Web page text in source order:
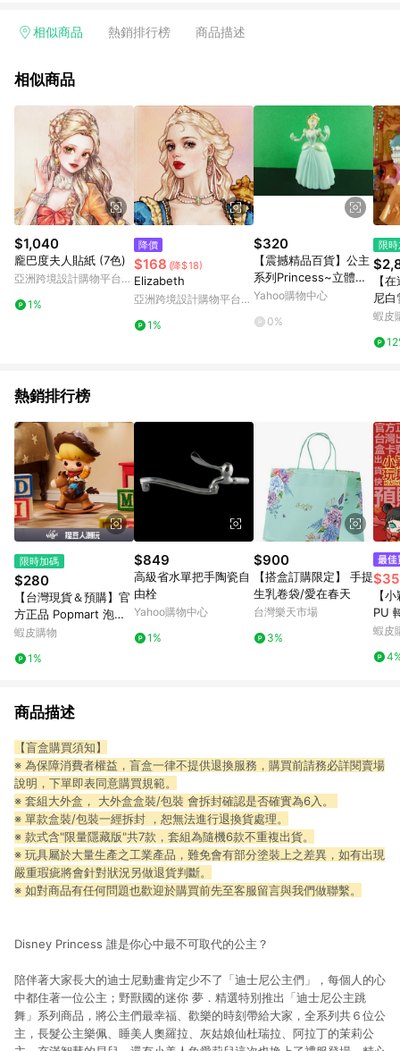
相似商品 熱銷排行榜 商品描述
相似商品
$1,040
龐巴度夫人貼紙 (7色)
亞洲跨境設計購物平台
1%
降價
$168 (降$18)
Elizabeth
亞洲跨境設計購物平台
1%
$320
【震撼精品百貨】公主
系列Princess~立體造
型鑰匙圈-灰姑娘圖案
Yahoo購物中心
0%
限
【
尼
聖誕
蝦皮
熱銷排行榜
限時加碼
$280
【台灣現貨＆預購】官
方正品 Popmart 泡泡
瑪特 DIMOO WORLD
公仔盲盒禮物
蝦皮購物
1%
$849
高級省水單把手陶瓷自
由栓
Yahoo購物中心
1%
$900
【搭盒訂購限定】 手提
生乳卷袋/愛在春天
台灣樂天市場
3%
【
PU
套
手搖
蝦皮
商品描述
【盲盒購買須知】
※ 為保障消費者權益，盲盒一律不提供退換服務，購買前請務必詳閱賣場
說明，下單即表同意購買規範。
※ 套組大外盒， 大外盒盒裝/包裝 會拆封確認是否確實為6入。
※ 單款盒裝/包裝一經拆封 ，恕無法進行退換貨處理。
※ 款式含"限量隱藏版"共7款，套組為隨機6款不重複出貨。
※ 玩具屬於大量生產之工業產品，難免會有部分塗裝上之差異，如有出現
嚴重瑕疵將會針對狀況另做退貨判斷。
※ 如對商品有任何問題也歡迎於購買前先至客服留言與我們做聯繫。
Disney Princess 誰是你心中最不可取代的公主？
陪伴著大家長大的迪士尼動畫肯定少不了「迪士尼公主們」，每個人的心
中都住著一位公主；野獸國的迷你 夢．精選特別推出「迪士尼公主跳
舞」系列商品，將公主們最幸福、歡樂的時刻帶給大家，全系列共６位公
主，長髮公主樂佩、睡美人奧羅拉、灰姑娘仙杜瑞拉、阿拉丁的茉莉公